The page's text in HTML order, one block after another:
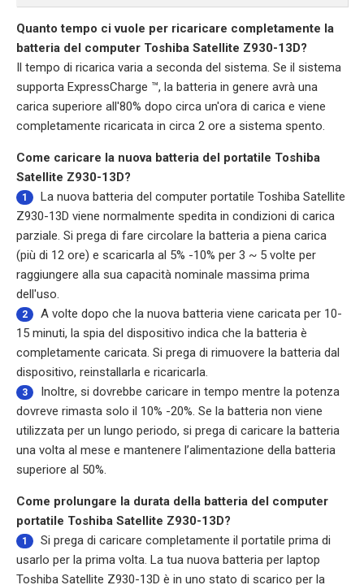
Quanto tempo ci vuole per ricaricare completamente la
batteria del computer Toshiba Satellite Z930-13D?
Il tempo di ricarica varia a seconda del sistema. Se il sistema
supporta ExpressCharge ™, la batteria in genere avrà una
carica superiore all'80% dopo circa un'ora di carica e viene
completamente ricaricata in circa 2 ore a sistema spento.
Come caricare la nuova batteria del portatile Toshiba
Satellite Z930-13D?
1 La nuova batteria del computer portatile Toshiba Satellite
Z930-13D viene normalmente spedita in condizioni di carica
parziale. Si prega di fare circolare la batteria a piena carica
(più di 12 ore) e scaricarla al 5% -10% per 3 ~ 5 volte per
raggiungere alla sua capacità nominale massima prima
dell'uso.
2
A volte dopo che la nuova batteria viene caricata per 10-
15 minuti, la spia del dispositivo indica che la batteria è
completamente caricata. Si prega di rimuovere la batteria dal
dispositivo, reinstallarla e ricaricarla.
3
Inoltre, si dovrebbe caricare in tempo mentre la potenza
dovreve rimasta solo il 10% -20%. Se la batteria non viene
utilizzata per un lungo periodo, si prega di caricare la batteria
una volta al mese e mantenere l’alimentazione della batteria
superiore al 50%.
Come prolungare la durata della batteria del computer
portatile Toshiba Satellite Z930-13D?
1
Si prega di caricare completamente il portatile prima di
usarlo per la prima volta. La tua nuova batteria per laptop
Toshiba Satellite Z930-13D è in uno stato di scarico per la